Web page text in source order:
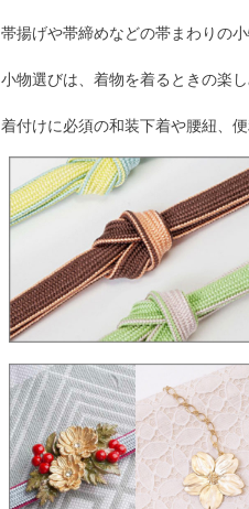
帯揚げや帯締めなどの帯まわりの
小物選びは、着物を着るときの楽し
着付けに必須の和装下着や腰紐、